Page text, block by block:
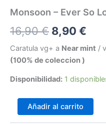
Monsoon – Ever So
16,90€ El
precio
original
era:
16,90 €.
8,90 €
es:
Caratula vg+ a Near mint /
(100% de coleccion )
Disponibilidad: 1
Monsoon
Ever
Añadir al carrito